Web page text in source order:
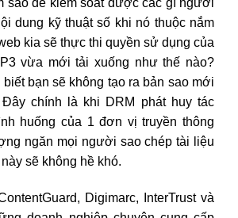
sao để kiểm soát được các gì người
dung kỹ thuật số khi nó thuộc nắm
kia sẽ thực thi quyền sử dụng của
vừa mới tải xuống như thế nào?
biết bạn sẽ không tạo ra bản sao mới
chính là khi DRM phát huy tác
huống của 1 đơn vị truyền thông
ngăn mọi người sao chép tài liệu
sẽ không hề khó.
Digimarc, InterTrust và